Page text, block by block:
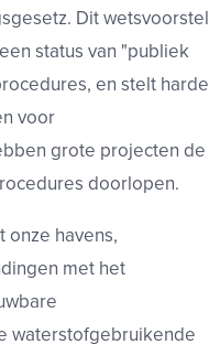
Dit wetsvoorstel
status van "publiek
en stelt harde
voor
grote projecten de
doorlopen.
onze havens,
met het
waterstofgebruikende